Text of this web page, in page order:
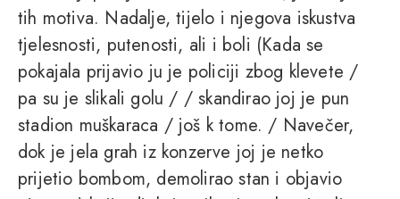
tih motiva. Nadalje, tijelo i njegova iskustva
tjelesnosti, putenosti, ali i boli (Kada se
pokajala prijavio ju je policiji zbog klevete /
pa su je slikali golu / / skandirao joj je pun
stadion muškaraca / još k tome. / Navečer,
dok je jela grah iz konzerve joj je netko
prijetio bombom, demolirao stan i objavio